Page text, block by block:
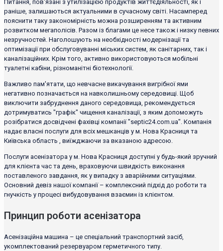
Питання, пов'язані з утилізацією продуктів життєдіяльності, як і
раніше, залишаються актуальними в сучасному світі. Насамперед
пояснити таку закономірність можна розширенням та активним
розвитком мегаполісів. Разом із благами це несе також і низку певних
незручностей. Наголошують на необхідності модернізації та
оптимізації при обслуговуванні міських систем, як санітарних, так і
каналізаційних. Крім того, активно використовуються мобільні
туалетні кабіни, різноманітні біотехнології.
Важливо пам'ятати, що невчасне викачування вигрібної ями
негативно позначається на навколишньому середовищі. Щоб
виключити забруднення даного середовища, рекомендується
дотримуватись "графік" чищення каналізації, з яким допоможуть
розібратися досвідчені фахівці компанії "septic24.com.ua". Компанія
надає власні послуги для всіх мешканців у м. Нова Красниця та
Київська область , виїжджаючи за вказаною адресою.
Послуги асенізатора у м. Нова Красниця доступні у будь-який зручний
для клієнта час та день, враховуючи швидкість виконання
поставленого завдання, як у випадку з аварійними ситуаціями.
Основний девіз нашої компанії – комплексний підхід до роботи та
гнучкість у процесі вибудовування взаємин із клієнтом.
Принцип роботи асенізатора
Асенізаційна машина – це спеціальний транспортний засіб,
укомплектований резервуаром герметичного типу.